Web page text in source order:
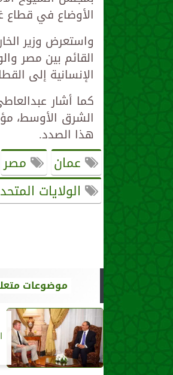
الأوضاع في قطاع
واستعرض وزير
القائم بين مصر
الإنسانية إلى
كما أشار
الشرق الأوسط،
هذا الصدد.
عمان مصر
الولايات
موضوعات